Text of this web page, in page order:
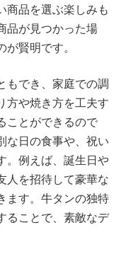
商品を選ぶ楽しみも
品が見つかった場
賢明です。
もでき、家庭での調
方や焼き方を工夫す
ことができるので
な日の食事や、祝い
。例えば、誕生日や
人を招待して豪華な
ます。牛タンの独特
ることで、素敵なデ